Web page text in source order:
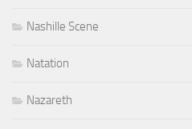
Nashille Scene
Natation
Nazareth